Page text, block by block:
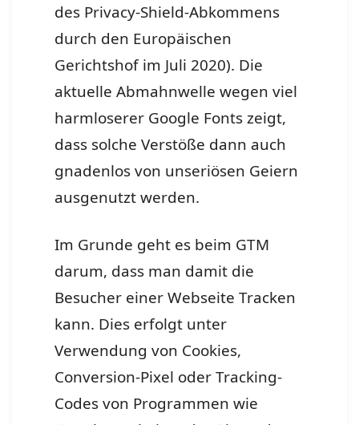
des Privacy-Shield-Abkommens
durch den Europäischen
Gerichtshof im Juli 2020). Die
aktuelle Abmahnwelle wegen viel
harmloserer Google Fonts zeigt,
dass solche Verstöße dann auch
gnadenlos von unseriösen Geiern
ausgenutzt werden.
Im Grunde geht es beim GTM
darum, dass man damit die
Besucher einer Webseite Tracken
kann. Dies erfolgt unter
Verwendung von Cookies,
Conversion-Pixel oder Tracking-
Codes von Programmen wie